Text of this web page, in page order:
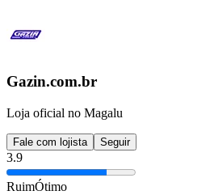
Gazin.com.br
Loja oficial no Magalu
Fale com lojista Seguir
3.9
RuimÓtimo